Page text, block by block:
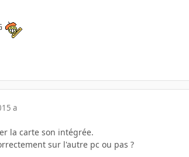
15 a
la carte son intégrée.
sur l'autre pc ou pas ?